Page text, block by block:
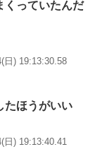
くっていたんだ
日) 19:13:30.58
たほうがいい
日) 19:13:40.41